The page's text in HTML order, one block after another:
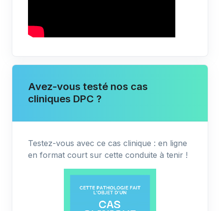
Avez-vous testé nos cas
cliniques DPC ?
Testez-vous avec ce cas clinique : en ligne
en format court sur cette conduite à tenir !